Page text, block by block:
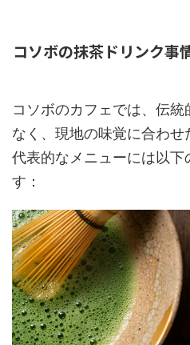
コソボの抹茶ドリンク事
コソボのカフェでは、伝
なく、現地の味覚に合わせ
代表的なメニューには以下
す：